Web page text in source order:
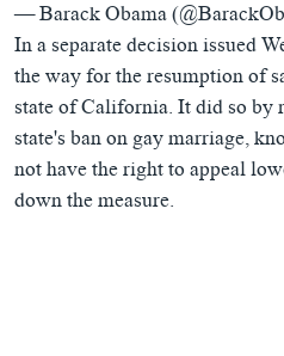
— Barack Obama
In a separate decision issued
the way for the resumption of
state of California. It did so by
state's ban on gay marriage,
not have the right to appeal
down the measure.